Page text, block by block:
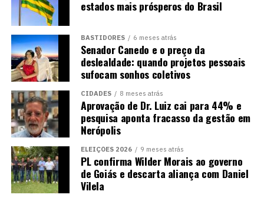
estados mais prósperos do Brasil
BASTIDORES 6 meses atrás
Senador Canedo e o preço da
deslealdade: quando projetos pessoais
sufocam sonhos coletivos
CIDADES 8 meses atrás
Aprovação de Dr. Luiz cai para 44% e
pesquisa aponta fracasso da gestão em
Nerópolis
ELEIÇÕES 2026 9 meses atrás
PL confirma Wilder Morais ao governo
de Goiás e descarta aliança com Daniel
Vilela